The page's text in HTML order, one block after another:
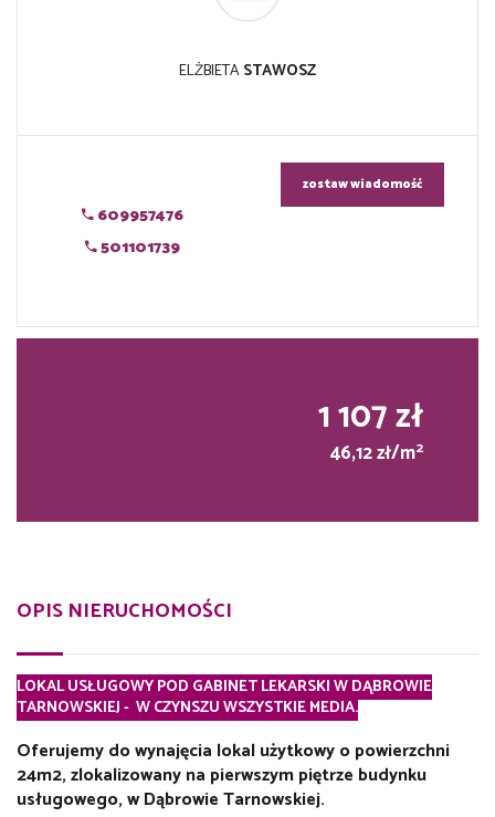
ELŻBIETASTAWOSZ
609957476
501101739
zostaw wiadomość
1 107 zł
46,12 zł/m2
OPIS NIERUCHOMOŚCI
LOKAL USŁUGOWY POD GABINET LEKARSKI W DĄBROWIE
TARNOWSKIEJ - W CZYNSZU WSZYSTKIE MEDIA.
Oferujemy do wynajęcia lokal użytkowy o powierzchni
24m2, zlokalizowany na pierwszym piętrze budynku
usługowego, w Dąbrowie Tarnowskiej.